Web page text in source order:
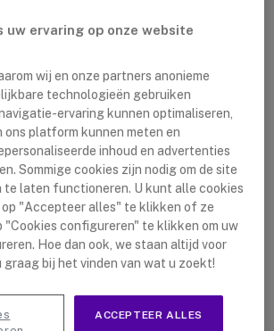
Logitech Sight: De Tafelcamera Voor
uw ervaring op onze website
wij en onze partners anonieme
technologieën gebruiken
ervaring kunnen optimaliseren,
ons platform kunnen meten en
inhoud en advertenties
Sommige cookies zijn nodig om de site
te laten functioneren. U kunt alle cookies
"Accepteer alles" te klikken of ze
"Cookies configureren" te klikken om uw
Hoe dan ook, we staan altijd voor
graag bij het vinden van wat u zoekt!
ACCEPTEER ALLES